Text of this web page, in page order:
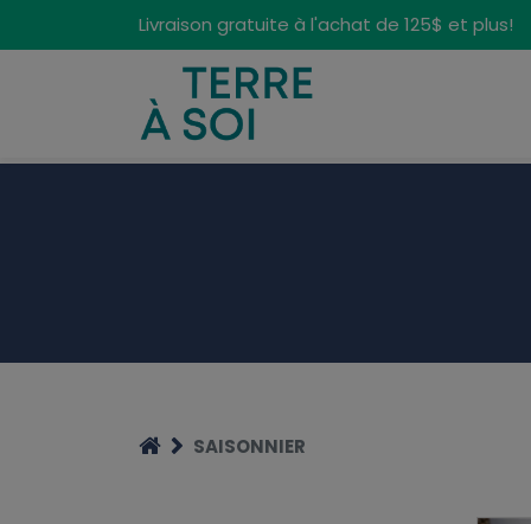
Livraison gratuite à l'achat de 125$ et plus!
SAISONNIER
Panneau de gestion des cookies